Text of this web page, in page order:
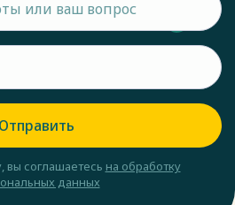
Отправить
вы соглашаетесь на обработку
данных